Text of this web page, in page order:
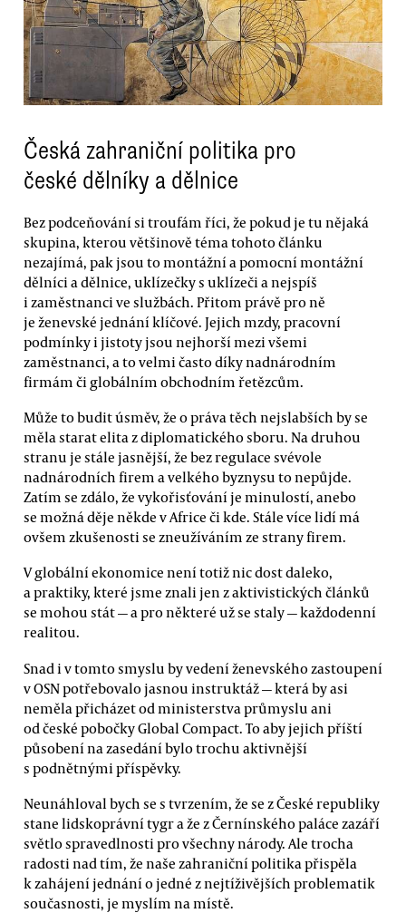
Česká zahraniční politika pro
české dělníky a dělnice
Bez podceňování si troufám říci, že pokud je tu nějaká
skupina, kterou většinově téma tohoto článku
nezajímá, pak jsou to montážní a pomocní montážní
dělníci a dělnice, uklízečky s uklízeči a nejspíš
i zaměstnanci ve službách. Přitom právě pro ně
je ženevské jednání klíčové. Jejich mzdy, pracovní
podmínky i jistoty jsou nejhorší mezi všemi
zaměstnanci, a to velmi často díky nadnárodním
firmám či globálním obchodním řetězcům.
Může to budit úsměv, že o práva těch nejslabších by se
měla starat elita z diplomatického sboru. Na druhou
stranu je stále jasnější, že bez regulace svévole
nadnárodních firem a velkého byznysu to nepůjde.
Zatím se zdálo, že vykořisťování je minulostí, anebo
se možná děje někde v Africe či kde. Stále více lidí má
ovšem zkušenosti se zneužíváním ze strany firem.
V globální ekonomice není totiž nic dost daleko,
a praktiky, které jsme znali jen z aktivistických článků
se mohou stát — a pro některé už se staly — každodenní
realitou.
Snad i v tomto smyslu by vedení ženevského zastoupení
v OSN potřebovalo jasnou instruktáž — která by asi
neměla přicházet od ministerstva průmyslu ani
od české pobočky Global Compact. To aby jejich příští
působení na zasedání bylo trochu aktivnější
s podnětnými příspěvky.
Neunáhloval bych se s tvrzením, že se z České republiky
stane lidskoprávní tygr a že z Černínského paláce zazáří
světlo spravedlnosti pro všechny národy. Ale trocha
radosti nad tím, že naše zahraniční politika přispěla
k zahájení jednání o jedné z nejtíživějších problematik
současnosti, je myslím na místě.